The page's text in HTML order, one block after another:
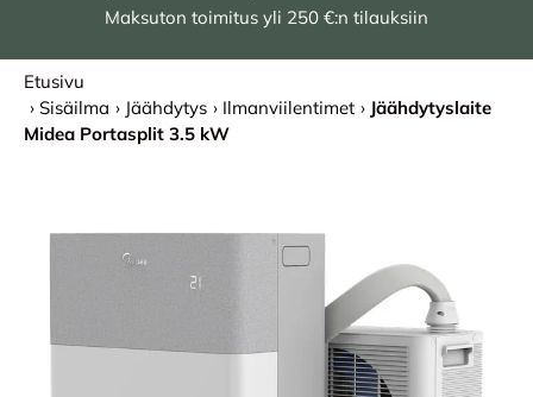
Maksuton toimitus yli 250 €:n tilauksiin
Etusivu
› Sisäilma › Jäähdytys › Ilmanviilentimet › Jäähdytyslaite
Midea Portasplit 3.5 kW